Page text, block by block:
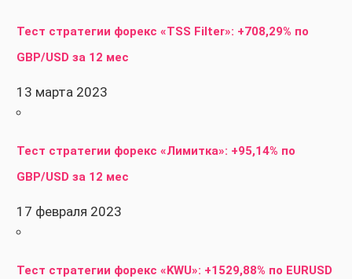
Тест стратегии форекс «TSS Filter»: +708,29% по
GBP/USD за 12 мес
13 марта 2023
Тест стратегии форекс «Лимитка»: +95,14% по
GBP/USD за 12 мес
17 февраля 2023
Тест стратегии форекс «KWU»: +1529,88% по EURUSD